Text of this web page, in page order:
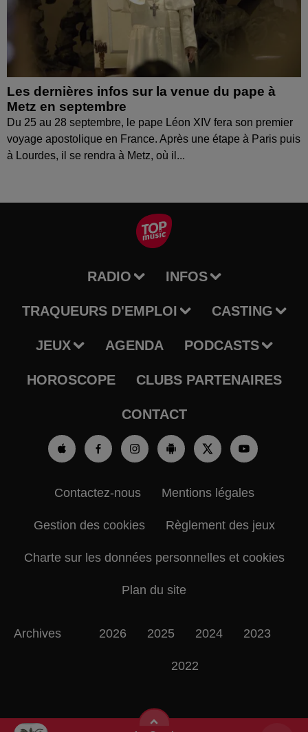
Les dernières infos sur la venue du pape à
Metz en septembre
Du 25 au 28 septembre, le pape Léon XIV fera son premier
voyage apostolique en France. Après une étape à Paris puis
à Lourdes, il se rendra à Metz, où il...
RADIO INFOS
TRAQUEURS D'EMPLOI CASTING
JEUX AGENDA PODCASTS
HOROSCOPE CLUBS PARTENAIRES
CONTACT
Contactez-nous Mentions légales
Gestion des cookies Règlement des jeux
Charte sur les données personnelles et cookies
Plan du site
Archives 2026 2025 2024 2023
2022